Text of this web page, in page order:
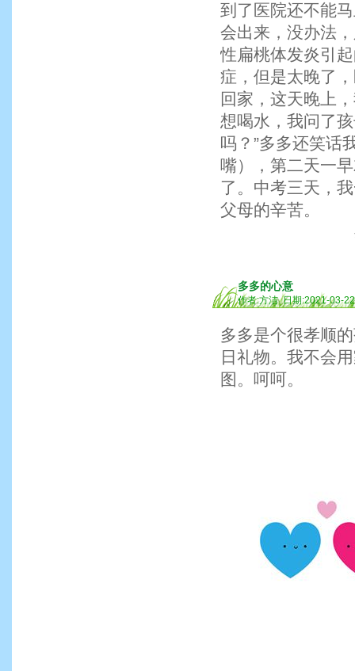
到了医院还不能
会出来，没办法
性扁桃体发炎引
症，但是太晚了
回家，这天晚上
想喝水，我问了
吗？”多多还笑话
嘴），第二天一
了。中考三天，
父母的辛苦。
多多的心意
作者:方洁 日期:2021-03-22
多多是个很孝顺
日礼物。我不会
图。呵呵。